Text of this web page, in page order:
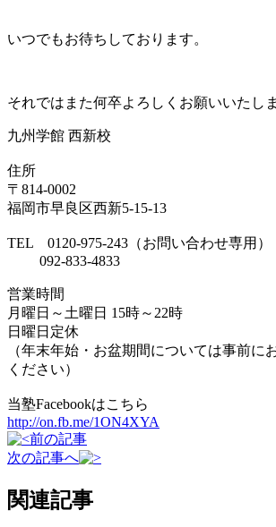
いつでもお待ちしております。
それではまた何卒よろしくお願いいたしま
九州学館 西新校
住所
〒814-0002
福岡市早良区西新5-15-13
TEL 0120-975-243（お問い合わせ専用）
092-833-4833
営業時間
月曜日～土曜日 15時～22時
日曜日定休
（年末年始・お盆期間については事前に
ください）
当塾Facebookはこちら
http://on.fb.me/1ON4XYA
前の記事
次の記事へ
関連記事